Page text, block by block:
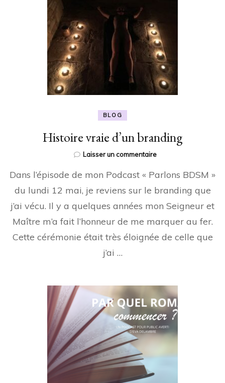
BLOG
Histoire vraie d’un branding
Laisser un commentairesur
vraie
branding
Dans l’épisode de mon Podcast « Parlons BDSM »
du lundi 12 mai, je reviens sur le branding que
j’ai vécu. Il y a quelques années mon Seigneur et
Maître m’a fait l’honneur de me marquer au fer.
Cette cérémonie était très éloignée de celle que
j’ai …